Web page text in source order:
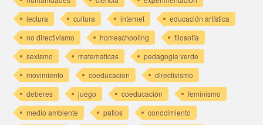
lectura
cultura internet
educación artística
no directivismo
homeschooling
filosofía
sexismo
matematicas
pedagogia verde
movimiento
coeducacion
directivismo
deberes
juego coeducación
feminismo
medio ambiente
patios
conocimiento